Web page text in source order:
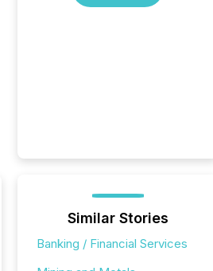
Similar Stories
Banking / Financial Services